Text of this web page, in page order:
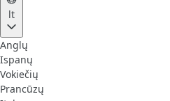
lt
Anglų
Ispanų
Vokiečių
Prancūzų